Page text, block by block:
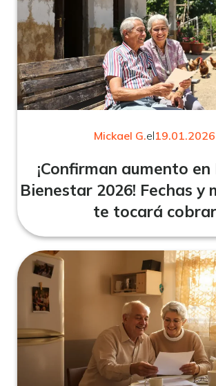
Mickael G.el19.01.2026
¡Confirman aumento en
Bienestar 2026! Fechas y
te tocará cobrar